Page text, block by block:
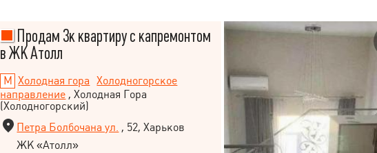
Продам 3к квартиру с капремонтом
в ЖК Атолл
Холодная гора
Холодногорское
направление , Холодная Гора
(Холодногорский)
Петра Болбочана ул. , 52, Харьков
ЖК «Атолл»